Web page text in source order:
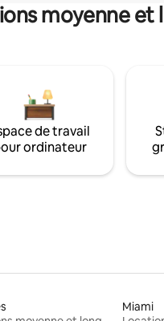
moyenne et
de travail
ordinateur
Miami